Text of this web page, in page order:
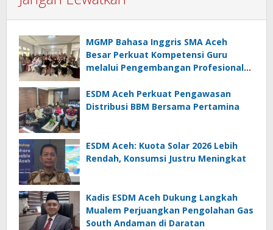
MGMP Bahasa Inggris SMA Aceh
Besar Perkuat Kompetensi Guru
melalui Pengembangan Profesional
ESDM Aceh Perkuat Pengawasan
Distribusi BBM Bersama Pertamina
ESDM Aceh: Kuota Solar 2026 Lebih
Rendah, Konsumsi Justru Meningkat
Kadis ESDM Aceh Dukung Langkah
Mualem Perjuangkan Pengolahan Gas
South Andaman di Daratan